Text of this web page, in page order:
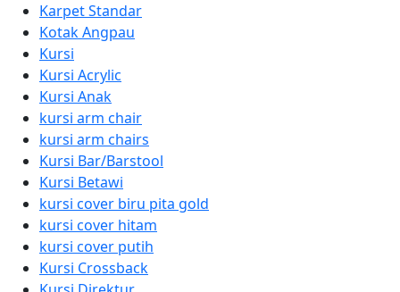
Karpet Standar
Kotak Angpau
Kursi
Kursi Acrylic
Kursi Anak
kursi arm chair
kursi arm chairs
Kursi Bar/Barstool
Kursi Betawi
kursi cover biru pita gold
kursi cover hitam
kursi cover putih
Kursi Crossback